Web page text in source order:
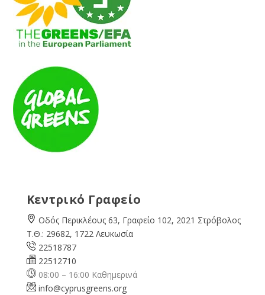
Κεντρικό Γραφείο
Οδός Περικλέους 63, Γραφείο 102, 2021 Στρόβολος
Τ.Θ.: 29682, 1722 Λευκωσία
22518787
22512710
08:00 – 16:00 Καθημερινά
info@cyprusgreens.org